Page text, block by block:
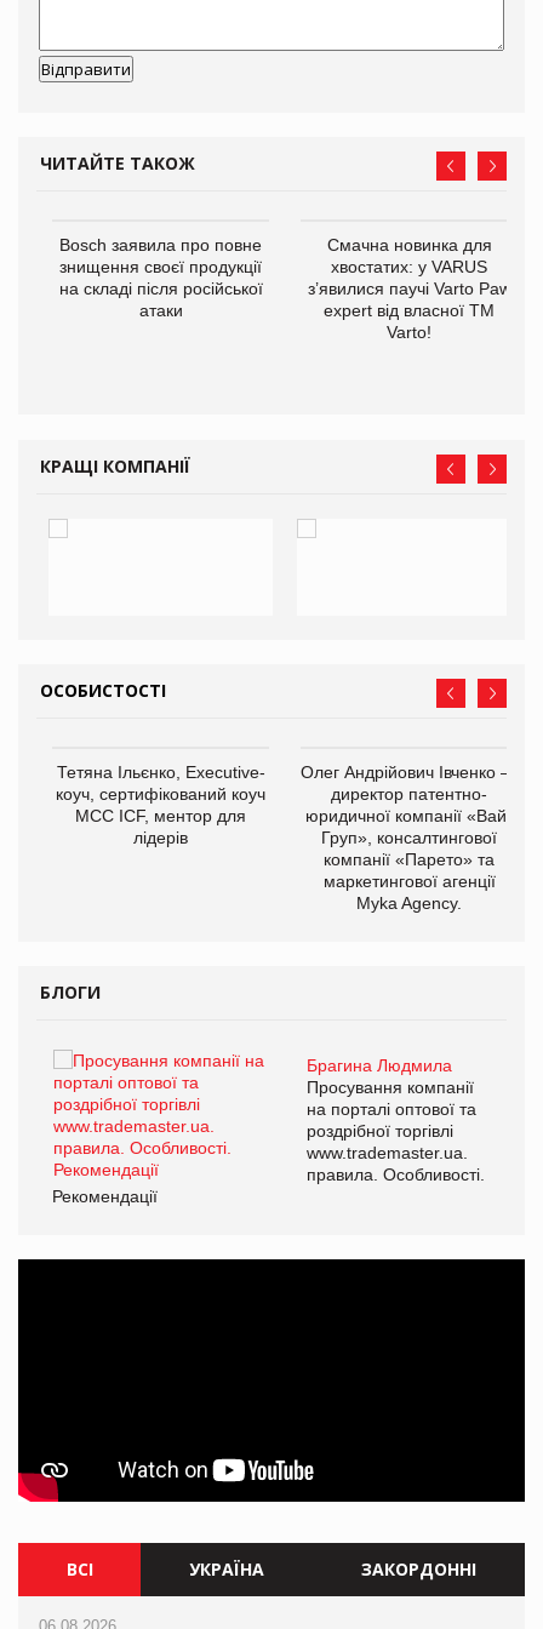
ЧИТАЙТЕ ТАКОЖ
Bosch заявила про повне
знищення своєї продукції
на складі після російської
атаки
Смачна новинка для
хвостатих: у VARUS
з’явилися паучі Varto Paw
expert від власної ТМ
Varto!
КРАЩІ КОМПАНІЇ
ОСОБИСТОСТІ
Тетяна Ільєнко, Executive-
коуч, сертифікований коуч
МСС ICF, ментор для
лідерів
Олег Андрійович Івченко —
директор патентно-
юридичної компанії «Вайз
Груп», консалтингової
компанії «Парето» та
маркетингової агенції
Myka Agency.
БЛОГИ
Брагина Людмила
Просування компанії
на порталі оптової та
роздрібної торгівлі
www.trademaster.ua.
правила. Особливості.
Рекомендації
ВСІ УКРАЇНА ЗАКОРДОННІ